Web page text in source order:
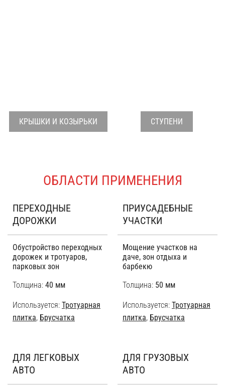
КРЫШКИ И КОЗЫРЬКИ СТУПЕНИ
ОБЛАСТИ ПРИМЕНЕНИЯ
ПЕРЕХОДНЫЕ
ДОРОЖКИ
Обустройство переходных
дорожек и тротуаров,
парковых зон
Толщина: 40 мм
Используется: Тротуарная
плитка, Брусчатка
ПРИУСАДЕБНЫЕ
УЧАСТКИ
Мощение участков на
даче, зон отдыха и
барбекю
Толщина: 50 мм
Используется: Тротуарная
плитка, Брусчатка
ДЛЯ ЛЕГКОВЫХ
АВТО
ДЛЯ ГРУЗОВЫХ
АВТО